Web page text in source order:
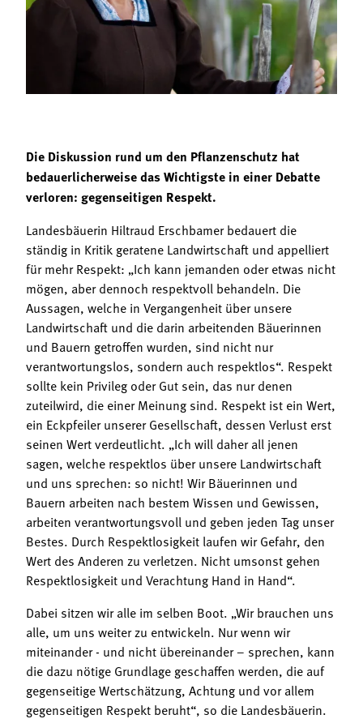
Bäuerliche Buffets
Die Diskussion rund um den Pflanzenschutz hat
bedauerlicherweise das Wichtigste in einer Debatte
verloren: gegenseitigen Respekt.
Landesbäuerin Hiltraud Erschbamer bedauert die
ständig in Kritik geratene Landwirtschaft und appelliert
für mehr Respekt: „Ich kann jemanden oder etwas nicht
mögen, aber dennoch respektvoll behandeln. Die
Aussagen, welche in Vergangenheit über unsere
Landwirtschaft und die darin arbeitenden Bäuerinnen
und Bauern getroffen wurden, sind nicht nur
verantwortungslos, sondern auch respektlos“. Respekt
sollte kein Privileg oder Gut sein, das nur denen
zuteilwird, die einer Meinung sind. Respekt ist ein Wert,
ein Eckpfeiler unserer Gesellschaft, dessen Verlust erst
seinen Wert verdeutlicht. „Ich will daher all jenen
sagen, welche respektlos über unsere Landwirtschaft
und uns sprechen: so nicht! Wir Bäuerinnen und
Bauern arbeiten nach bestem Wissen und Gewissen,
arbeiten verantwortungsvoll und geben jeden Tag unser
Bestes. Durch Respektlosigkeit laufen wir Gefahr, den
Wert des Anderen zu verletzen. Nicht umsonst gehen
Respektlosigkeit und Verachtung Hand in Hand“.
Dabei sitzen wir alle im selben Boot. „Wir brauchen uns
alle, um uns weiter zu entwickeln. Nur wenn wir
miteinander - und nicht übereinander – sprechen, kann
die dazu nötige Grundlage geschaffen werden, die auf
gegenseitige Wertschätzung, Achtung und vor allem
gegenseitigen Respekt beruht“, so die Landesbäuerin.